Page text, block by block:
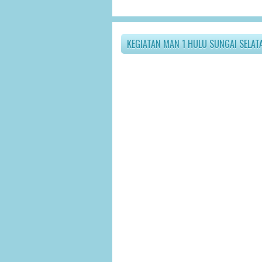
KEGIATAN MAN 1 HULU SUNGAI